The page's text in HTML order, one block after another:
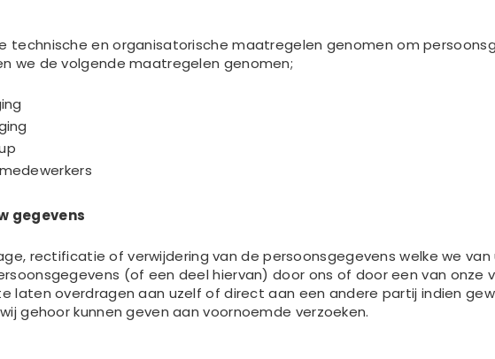
technische en organisatorische maatregelen genomen om
we de volgende maatregelen genomen;
gegevens
rectificatie of verwijdering van de persoonsgegevens welke we
(of een deel hiervan) door ons of door een van
laten overdragen aan uzelf of direct aan een andere partij indien
gehoor kunnen geven aan voornoemde verzoeken.